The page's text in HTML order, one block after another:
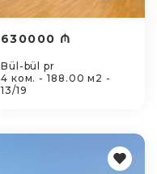
630000 ₼
Bül-bül pr
4 ком. - 188.00 м2 -
13/19